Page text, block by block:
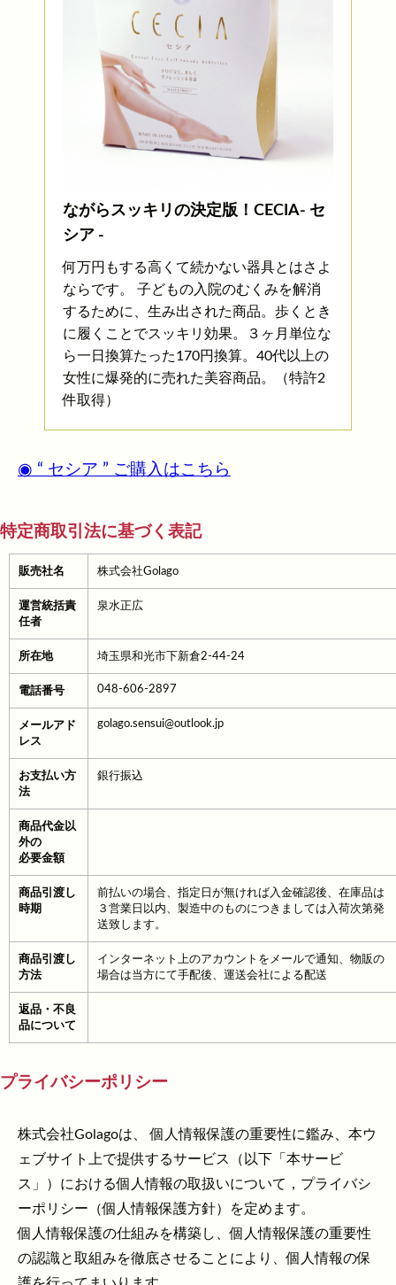
ながらスッキリの決定版！CECIA- セ
シア -
何万円もする高くて続かない器具とはさよ
ならです。 子どもの入院のむくみを解消
するために、生み出された商品。歩くとき
に履くことでスッキリ効果。３ヶ月単位な
ら一日換算たった170円換算。40代以上の
女性に爆発的に売れた美容商品。（特許2
件取得）
◉ “ セシア ” ご購入はこちら
特定商取引法に基づく表記
販売社名 株式会社Golago
運営統括責
任者
泉水正広
所在地 埼玉県和光市下新倉2-44-24
電話番号 048-606-2897
メールアド
レス
golago.sensui@outlook.jp
お支払い方
法
銀行振込
商品代金以
外の
必要金額
商品引渡し
時期
前払いの場合、指定日が無ければ入金確認後、在庫品は
３営業日以内、製造中のものにつきましては入荷次第発
送致します。
商品引渡し
方法
インターネット上のアカウントをメールで通知、物販の
場合は当方にて手配後、運送会社による配送
返品・不良
品について
プライバシーポリシー
株式会社Golagoは、 個人情報保護の重要性に鑑み、本ウ
ェブサイト上で提供するサービス（以下「本サービ
ス」）における個人情報の取扱いについて，プライバシ
ーポリシー（個人情報保護方針）を定めます。
個人情報保護の仕組みを構築し、個人情報保護の重要性
の認識と取組みを徹底させることにより、個人情報の保